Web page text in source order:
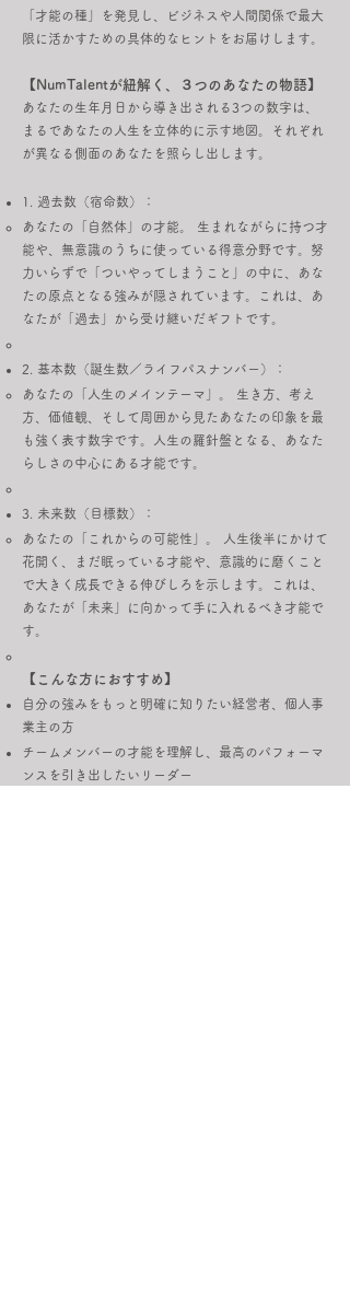
「才能の種」を発見し、ビジネスや人間関係で最大
限に活かすための具体的なヒントをお届けします。
【NumTalentが紐解く、３つのあなたの物語】
あなたの生年月日から導き出される3つの数字は、
まるであなたの人生を立体的に示す地図。それぞれ
が異なる側面のあなたを照らし出します。
1. 過去数（宿命数）：
あなたの「自然体」の才能。 生まれながらに持つ才
能や、無意識のうちに使っている得意分野です。努
力いらずで「ついやってしまうこと」の中に、あな
たの原点となる強みが隠されています。これは、あ
なたが「過去」から受け継いだギフトです。
2. 基本数（誕生数／ライフパスナンバー）：
あなたの「人生のメインテーマ」。 生き方、考え
方、価値観、そして周囲から見たあなたの印象を最
も強く表す数字です。人生の羅針盤となる、あなた
らしさの中心にある才能です。
3. 未来数（目標数）：
あなたの「これからの可能性」。 人生後半にかけて
花開く、まだ眠っている才能や、意識的に磨くこと
で大きく成長できる伸びしろを示します。これは、
あなたが「未来」に向かって手に入れるべき才能で
す。
【こんな方におすすめ】
自分の強みをもっと明確に知りたい経営者、個人事
業主の方
チームメンバーの才能を理解し、最高のパフォーマ
ンスを引き出したいリーダー